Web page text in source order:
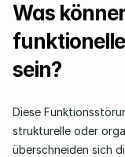
Was
sein?
Diese
strukturelle oder
überschneiden sich